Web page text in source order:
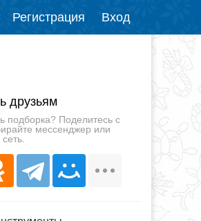
Регистрация Вход
друзьям
подборка? Поделитесь с
мессенджер или